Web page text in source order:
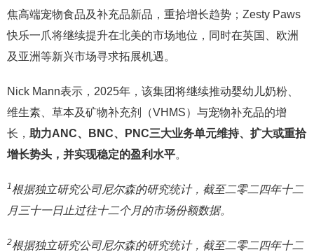
焦高端宠物食品及补充品新品，重拾增长趋势；Zesty Paws
快乐一爪将继续提升在北美的市场地位，同时在英国、欧洲
及亚洲等新兴市场寻求拓展机遇。
Nick Mann表示，2025年，该集团将继续推动婴幼儿奶粉、
维生素、草本及矿物补充剂（VHMS）与宠物补充品的增
长， 助力ANC、BNC、PNC三大业务单元维持、扩大或重拾
增长势头，并实现稳定的盈利水平。
1根据独立研究公司尼尔森的研究统计，截至二零二四年十二
月三十一日止过往十二个月的市场份额数据。
2根据独立研究公司尼尔森的研究统计，截至二零二四年十二